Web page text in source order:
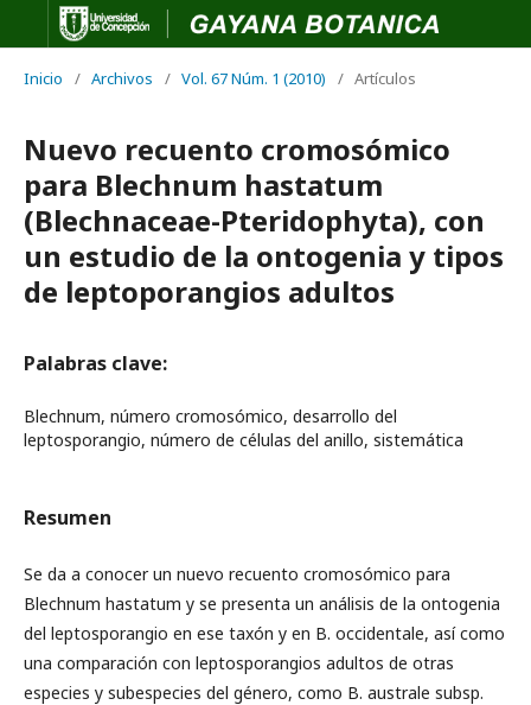
Inicio / Archivos / Vol. 67 Núm. 1 (2010) / Artículos
Nuevo recuento cromosómico
para Blechnum hastatum
(Blechnaceae-Pteridophyta), con
un estudio de la ontogenia y tipos
de leptoporangios adultos
Palabras clave:
Blechnum, número cromosómico, desarrollo del
leptosporangio, número de células del anillo, sistemática
Resumen
Se da a conocer un nuevo recuento cromosómico para
Blechnum hastatum y se presenta un análisis de la ontogenia
del leptosporangio en ese taxón y en B. occidentale, así como
una comparación con leptosporangios adultos de otras
especies y subespecies del género, como B. australe subsp.